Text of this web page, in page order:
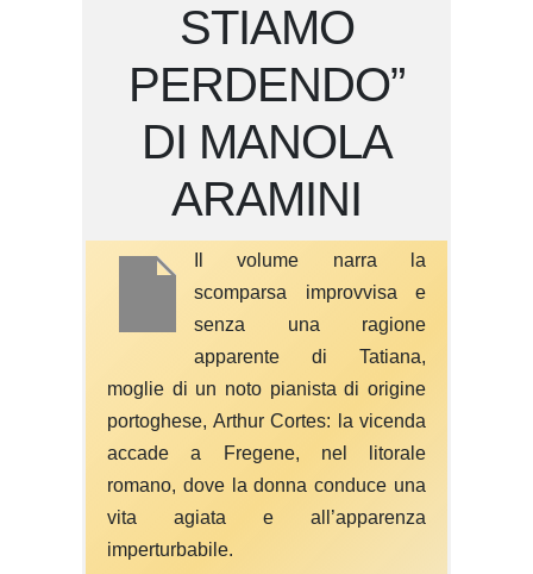
STIAMO
PERDENDO”
DI MANOLA
ARAMINI
Il volume narra la
scomparsa improvvisa e
senza una ragione
apparente di Tatiana,
moglie di un noto pianista di origine
portoghese, Arthur Cortes: la vicenda
accade a Fregene, nel litorale
romano, dove la donna conduce una
vita agiata e all’apparenza
imperturbabile.